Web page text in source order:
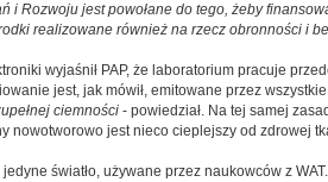
i Rozwoju jest powołane do tego, żeby
realizowane również na rzecz obronności i
wyjaśnił PAP, że laboratorium pracuje
jest, jak mówił, emitowane przez
ciemności - powiedział. Na tej samej
nowotworowo jest nieco cieplejszy od zdrowej
światło, używane przez naukowców z